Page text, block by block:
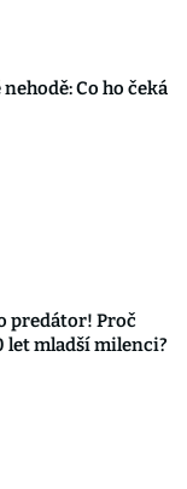
Co ho čeká
predátor! Proč
let mladší milenci?